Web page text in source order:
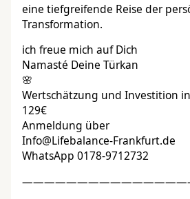
eine tiefgreifende Reise der
Transformation.
ich freue mich auf Dich
Namasté Deine Türkan
🌸
Wertschätzung und Investition
129€
Anmeldung über
Info@Lifebalance-Frankfurt.de
WhatsApp 0178-9712732